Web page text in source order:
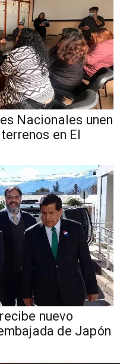
Nacionales unen
en El
nuevo
de Japón